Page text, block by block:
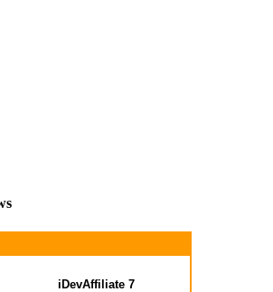
iDevAffiliate 7